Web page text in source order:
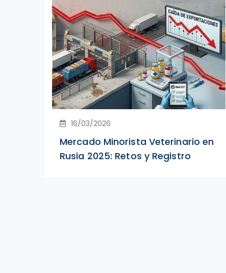
16/03/2026
Mercado Minorista Veterinario en
Rusia 2025: Retos y Registro